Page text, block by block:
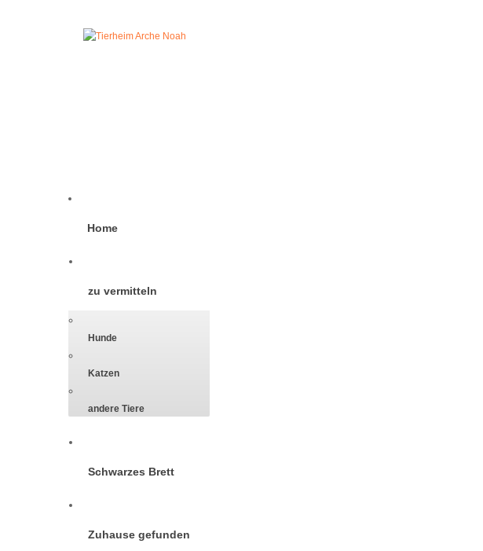
Home
zu vermitteln
Hunde
Katzen
andere Tiere
Schwarzes Brett
Zuhause gefunden